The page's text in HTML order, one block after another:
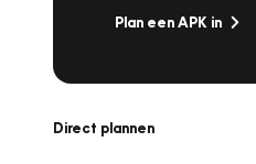
Plan een APK in
Direct plannen